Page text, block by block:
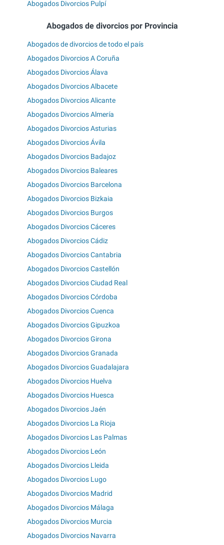
Abogados Divorcios Pulpí
Abogados de divorcios por Provincia
Abogados de divorcios de todo el país
Abogados Divorcios A Coruña
Abogados Divorcios Álava
Abogados Divorcios Albacete
Abogados Divorcios Alicante
Abogados Divorcios Almería
Abogados Divorcios Asturias
Abogados Divorcios Ávila
Abogados Divorcios Badajoz
Abogados Divorcios Baleares
Abogados Divorcios Barcelona
Abogados Divorcios Bizkaia
Abogados Divorcios Burgos
Abogados Divorcios Cáceres
Abogados Divorcios Cádiz
Abogados Divorcios Cantabria
Abogados Divorcios Castellón
Abogados Divorcios Ciudad Real
Abogados Divorcios Córdoba
Abogados Divorcios Cuenca
Abogados Divorcios Gipuzkoa
Abogados Divorcios Girona
Abogados Divorcios Granada
Abogados Divorcios Guadalajara
Abogados Divorcios Huelva
Abogados Divorcios Huesca
Abogados Divorcios Jaén
Abogados Divorcios La Rioja
Abogados Divorcios Las Palmas
Abogados Divorcios León
Abogados Divorcios Lleida
Abogados Divorcios Lugo
Abogados Divorcios Madrid
Abogados Divorcios Málaga
Abogados Divorcios Murcia
Abogados Divorcios Navarra